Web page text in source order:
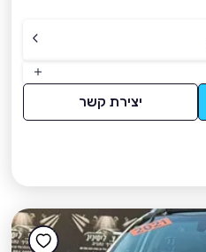
יצירת קשר